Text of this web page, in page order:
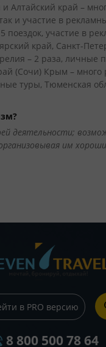
Алтайский край –
и участие в
поездок, участие в
край, Санкт-
– 2 раза, личные
(Сочи) Крым – много
туры, Тюменская
деятельности;
им
в PRO версию
8 800 500 78 64